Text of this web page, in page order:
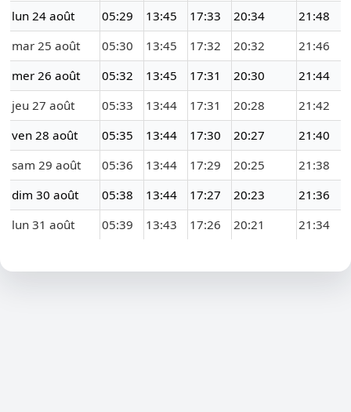
lun 24 août
05:29 13:45 17:33 20:34
21:48
mar 25 août
05:30 13:45 17:32 20:32
21:46
mer 26 août
05:32 13:45 17:31 20:30
21:44
jeu 27 août
05:33 13:44 17:31 20:28
21:42
ven 28 août
05:35 13:44 17:30 20:27
21:40
sam 29 août
05:36 13:44 17:29 20:25
21:38
dim 30 août
05:38 13:44 17:27 20:23
21:36
lun 31 août
05:39 13:43 17:26 20:21 21:34